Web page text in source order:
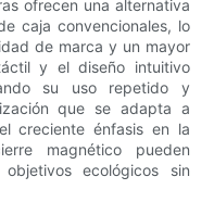
ofrecen una alternativa
caja convencionales, lo
de marca y un mayor
y el diseño intuitivo
su uso repetido y
que se adapta a
creciente énfasis en la
magnético pueden
ecológicos sin